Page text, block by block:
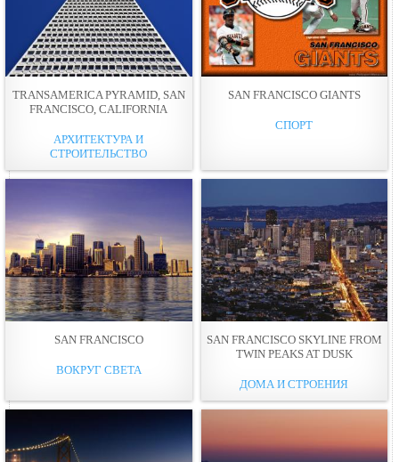
TRANSAMERICA PYRAMID, SAN
FRANCISCO, CALIFORNIA
АРХИТЕКТУРА И
СТРОИТЕЛЬСТВО
SAN FRANCISCO GIANTS
СПОРТ
SAN FRANCISCO
ВОКРУГ СВЕТА
SAN FRANCISCO SKYLINE FROM
TWIN PEAKS AT DUSK
ДОМА И СТРОЕНИЯ